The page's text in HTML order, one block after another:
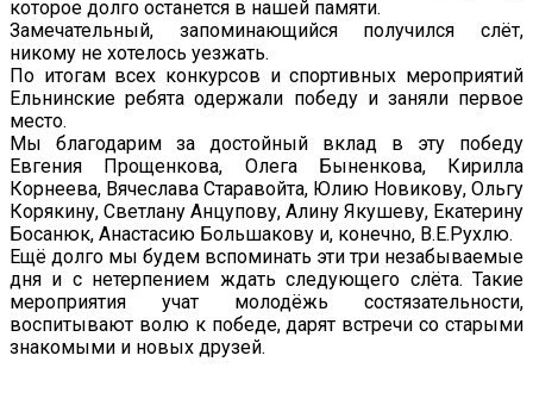
которое долго останется в нашей памяти.
Замечательный, запоминающийся получился слёт,
никому не хотелось уезжать.
По итогам всех конкурсов и спортивных мероприятий
Ельнинские ребята одержали победу и заняли первое
место.
Мы благодарим за достойный вклад в эту победу
Евгения Прощенкова, Олега Быненкова, Кирилла
Корнеева, Вячеслава Старавойта, Юлию Новикову, Ольгу
Корякину, Светлану Анцупову, Алину Якушеву, Екатерину
Босанюк, Анастасию Большакову и, конечно, В.Е.Рухлю.
Ещё долго мы будем вспоминать эти три незабываемые
дня и с нетерпением ждать следующего слёта. Такие
мероприятия учат молодёжь состязательности,
воспитывают волю к победе, дарят встречи со старыми
знакомыми и новых друзей.